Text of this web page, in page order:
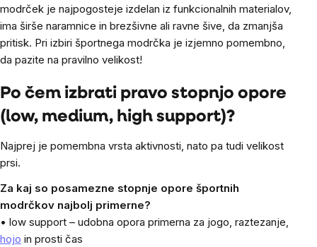
modrček je najpogosteje izdelan iz funkcionalnih materialov,
ima širše naramnice in brezšivne ali ravne šive, da zmanjša
pritisk. Pri izbiri športnega modrčka je izjemno pomembno,
da pazite na pravilno velikost!
Po čem izbrati pravo stopnjo opore
(low, medium, high support)?
Najprej je pomembna vrsta aktivnosti, nato pa tudi velikost
prsi.
Za kaj so posamezne stopnje opore športnih
modrčkov najbolj primerne?
• low support – udobna opora primerna za jogo, raztezanje,
hojo in prosti čas